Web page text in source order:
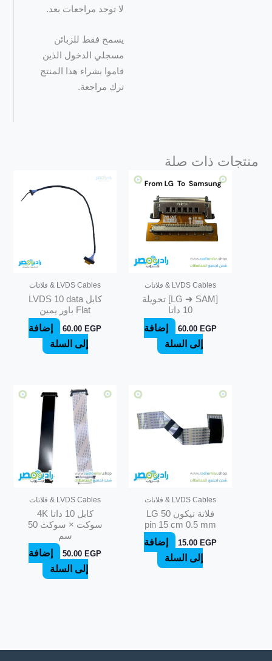
لا توجد مراجعات بعد.
يسمح فقط للزبائن
مسجلي الدخول الذين
قاموا بشراء هذا المنتج
ترك مراجعة.
منتجات ذات صلة
LVDS Cables & فلاتات
[LG ➜ SAM] تحويلة
10 داتا
60.00 EGP
إضافة
إلى السلة
LVDS Cables & فلاتات
كابل LVDS 10 data
Flat باور يمين
60.00EGP
إضافة
إلى السلة
LVDS Cables & فلاتات
فلاتة تيكون LG 50
pin 15 cm 0.5 mm
15.00 EGP
إضافة
إلى السلة
LVDS Cables & فلاتات
كابل 10 داتا 4K
سوكت × سوكت 50
سم
50.00 EGP
إضافة
إلى السلة